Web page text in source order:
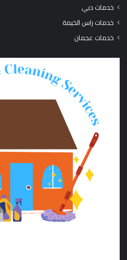
خدمات دبي
خدمات راس الخيمة
خدمات عجمان